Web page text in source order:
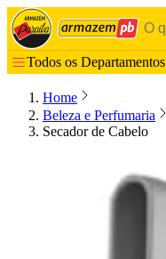
Todos os Departamentos
Home
Beleza e Perfumaria
Secador de Cabelo